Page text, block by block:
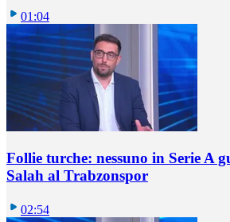
01:04
Follie turche: nessuno in Serie A
Salah al Trabzonspor
02:54